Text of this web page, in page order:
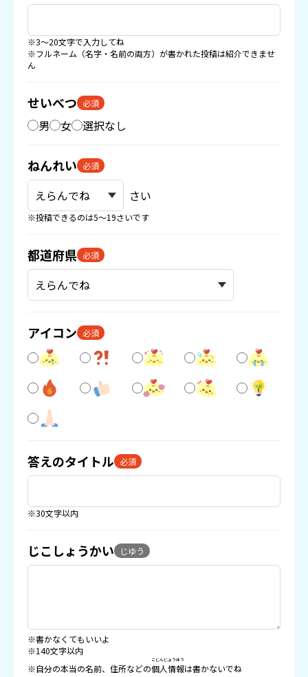
※3〜20文字で入力してね
※フルネーム（名字・名前の両方）が書かれた投稿は紹介できませ
ん
せいべつ 必須
男 女 選択なし
ねんれい 必須
さい
※投稿できるのは5〜19さいです
都道府県 必須
アイコン 必須
答えのタイトル 必須
※30文字以内
じこしょうかい じゆう
※書かなくてもいいよ
※140文字以内
※自分の本当の名前、住所などの個人情報
こじんじょうほう
は書かないでね